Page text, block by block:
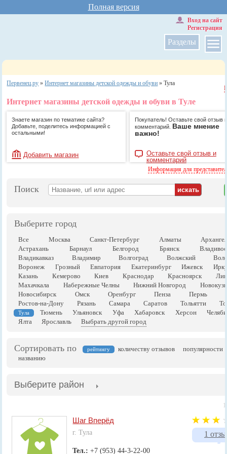
Полная версия
Разделы
Вход на сайт
Регистрация
Первенец.ру »Интернет магазины детской одежды и обуви »Тула
Интернет магазины детской одежды и обуви в Туле
Знаете магазин по тематике сайта?
Добавьте, поделитесь информацией с
остальными!
Добавить магазин
Покупатель! Оставьте свой отзыв и
комментарий. Ваше мнение
важно!
Оставьте свой отзыв и
комментарий
Информация для
Поиск
Выберите город
Все Москва Санкт-Петербург Алматы
Астрахань
Барнаул Белгород Брянск
Владикавказ
Владимир Волгоград Волжский
Воронеж
Грозный Евпатория Екатеринбург Ижевск
Казань
Кемерово Киев Краснодар Красноярск
Махачкала
Набережные Челны Нижний Новгород
Новосибирск
Омск Оренбург Пенза Пермь
Ростов-на-Дону
Рязань Самара Саратов Тольятти
Тула Тюмень Ульяновск Уфа Хабаровск Херсон
Ялта
Ярославль Выбрать другой город
Сортировать по рейтингу количеству отзывов
популярности
названию
Выберите район
1
Шаг Вперёд
г. Тула
Тел.:+7 (953) 44-3-22-00